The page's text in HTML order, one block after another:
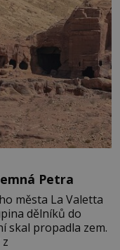
Petra
města La Valetta
dělníků do
skal propadla zem.